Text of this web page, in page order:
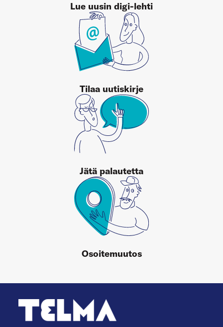
Lue uusin digi-lehti
Tilaa uutiskirje
Jätä palautetta
Osoitemuutos